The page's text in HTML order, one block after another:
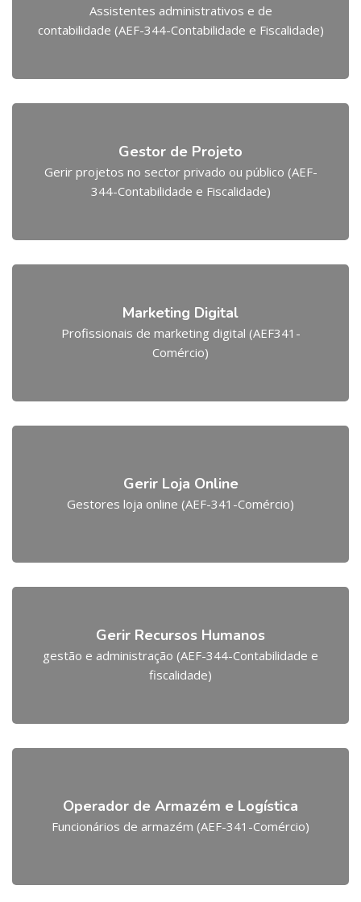
Assistentes administrativos e de
contabilidade (AEF-344-Contabilidade e Fiscalidade)
Gestor de Projeto
Gerir projetos no sector privado ou público (AEF-
344-Contabilidade e Fiscalidade)
Marketing Digital
Profissionais de marketing digital (AEF341-
Comércio)
Gerir Loja Online
Gestores loja online (AEF-341-Comércio)
Gerir Recursos Humanos
gestão e administração (AEF-344-Contabilidade e
fiscalidade)
Operador de Armazém e Logística
Funcionários de armazém (AEF-341-Comércio)